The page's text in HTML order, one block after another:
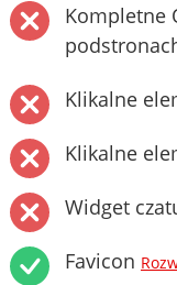
Kompletne
Klikalne
Klikalne
Widget
Favicon